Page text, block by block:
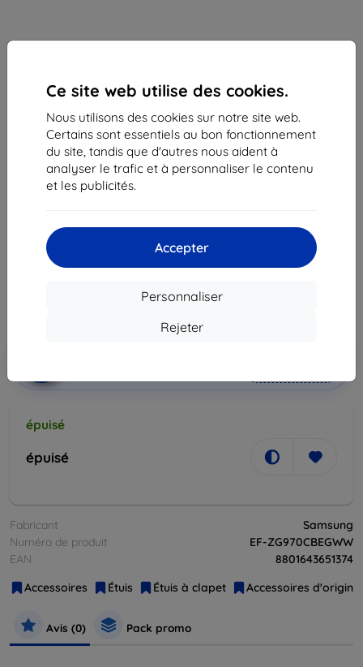
Ce site web utilise des cookies.
Nous utilisons des cookies sur notre site web.
Certains sont essentiels au bon fonctionnement
du site, tandis que d'autres nous aident à
analyser le trafic et à personnaliser le contenu
et les publicités.
Accepter
Personnaliser
Rejeter
Coque Case Samsung EF-ZG970CB S10e G970 black
Adapté pour: Samsung Galaxy S10e
48,90 €
épuisé
épuisé
Fabricant
Samsung
Numéro de produit
EF-ZG970CBEGWW
EAN
8801643651374
Accessoires
Étuis Étuis à clapet Accessoires d'origine
Avis (0) Pack promo